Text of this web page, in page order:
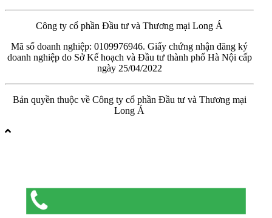
Công ty cổ phần Đầu tư và Thương mại Long Á
Mã số doanh nghiệp: 0109976946. Giấy chứng nhận đăng ký
doanh nghiệp do Sở Kế hoạch và Đầu tư thành phố Hà Nội cấp
ngày 25/04/2022
Bản quyền thuộc về Công ty cổ phần Đầu tư và Thương mại
Long Á